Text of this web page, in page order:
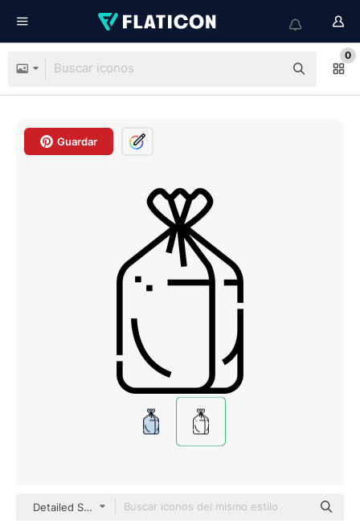
0
Guardar
Detailed Straight Lineal